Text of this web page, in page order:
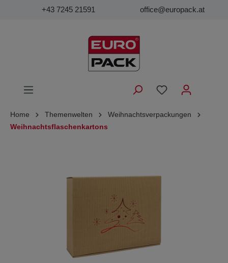
+43 7245 21591 office@europack.at
Home Themenwelten
Weihnachtsverpackungen
Weihnachtsflaschenkartons